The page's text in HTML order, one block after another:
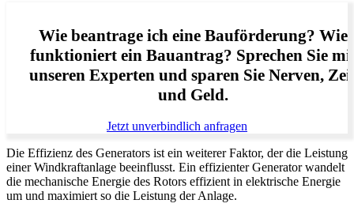
Wie beantrage ich eine Bauförderung? Wie
funktioniert ein Bauantrag? Sprechen Sie
unseren Experten und sparen Sie Nerven,
und Geld.
Jetzt unverbindlich anfragen
Die Effizienz des Generators ist ein weiterer Faktor, der die Leistung
einer Windkraftanlage beeinflusst. Ein effizienter Generator wandelt
die mechanische Energie des Rotors effizient in elektrische Energie
um und maximiert so die Leistung der Anlage.